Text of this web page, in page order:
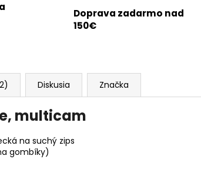
Doprava zadarmo nad
150€
Diskusia Značka
multicam
na suchý zips
gombíky)